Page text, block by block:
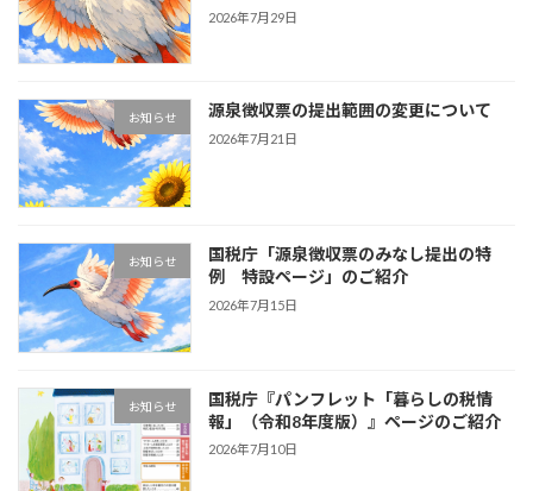
2026年7月29日
お知らせ 源泉徴収票の提出範囲の変更について
2026年7月21日
お知らせ
国税庁「源泉徴収票のみなし提出の特
例 特設ページ」のご紹介
2026年7月15日
お知らせ
国税庁『パンフレット「暮らしの税情
報」（令和8年度版）』ページのご紹介
2026年7月10日